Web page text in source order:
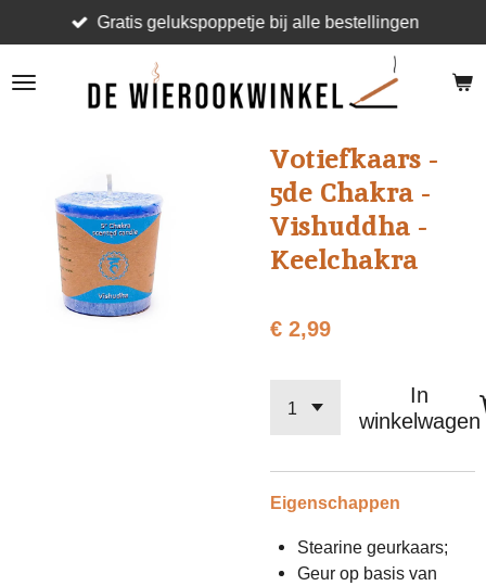
direct
naar
Gratis gelukspoppetje bij alle bestellingen
Votiefkaars -
5de Chakra -
Vishuddha -
Keelchakra
€ 2,99
In
winkelwagen
Eigenschappen
Stearine geurkaars;
Geur op basis van